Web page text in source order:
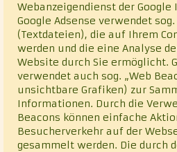
Webanzeigendienst der Google
Google Adsense verwendet sog.
(Textdateien), die auf Ihrem
werden und die eine Analyse
Website durch Sie ermöglicht.
verwendet auch sog. „Web
unsichtbare Grafiken) zur
Informationen. Durch die
Beacons können einfache
Besucherverkehr auf der
gesammelt werden. Die durch